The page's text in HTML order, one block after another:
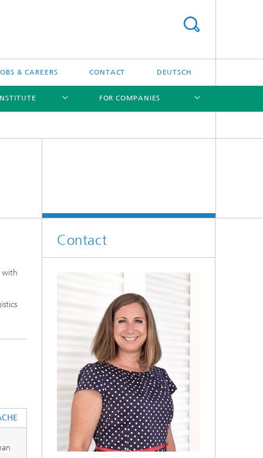
& CAREERS CONTACT DEUTSCH
FOR COMPANIES
with
Contact